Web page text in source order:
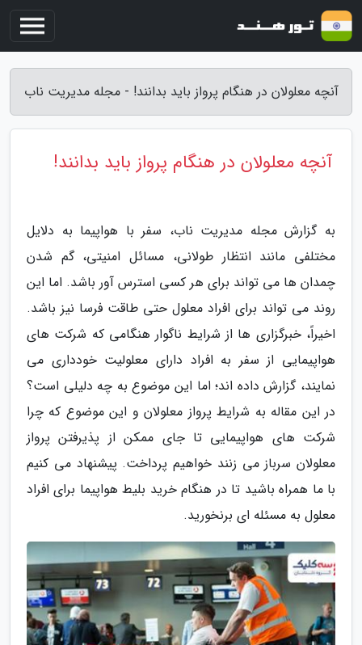
آنچه معلولان در هنگام پرواز باید بدانند! - مجله مدیریت ناب
آنچه معلولان در هنگام پرواز باید بدانند!
به گزارش مجله مدیریت ناب، سفر با هواپیما به دلایل
مختلفی مانند انتظار طولانی، مسائل امنیتی، گم شدن
چمدان ها می تواند برای هر کسی استرس آور باشد. اما این
روند می تواند برای افراد معلول حتی طاقت فرسا نیز باشد.
اخیراً، خبرگزاری ها از شرایط ناگوار هنگامی که شرکت های
هواپیمایی از سفر به افراد دارای معلولیت خودداری می
نمایند، گزارش داده اند؛ اما این موضوع به چه دلیلی است؟
در این مقاله به شرایط پرواز معلولان و این موضوع که چرا
شرکت های هواپیمایی تا جای ممکن از پذیرفتن پرواز
معلولان سرباز می زنند خواهیم پرداخت. پیشنهاد می کنیم
با ما همراه باشید تا در هنگام خرید بلیط هواپیما برای افراد
معلول به مسئله ای برنخورید.